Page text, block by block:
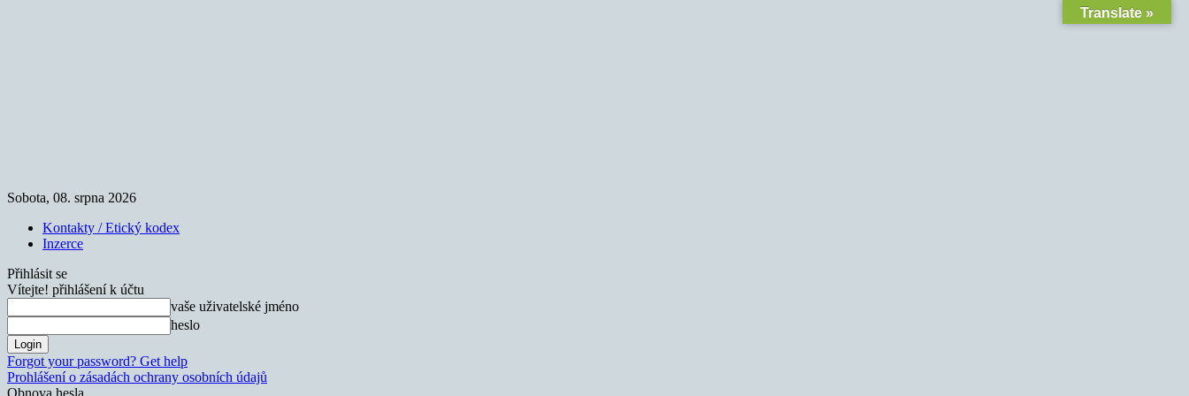
Sobota, 08. srpna 2026
Kontakty / Etický kodex
Inzerce
Přihlásit se
Vítejte! přihlášení k účtu
vaše uživatelské jméno
heslo
Forgot your password? Get help
Prohlášení o zásadách ochrany osobních údajů
Obnova hesla
Translate »